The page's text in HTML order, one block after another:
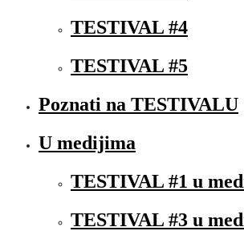
TESTIVAL #4
TESTIVAL #5
Poznati na TESTIVALU
U medijima
TESTIVAL #1 u
TESTIVAL #3 u